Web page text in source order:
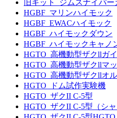
旧キット_ジムスナイパー
HGBF_マリンハイモック
HGBF_EWACハイモック
HGBF_ハイモックダウン
HGBF_ハイモックキャノ
HGTO_高機動型ザクllガ
HGTO_高機動型ザクllマ
HGTO_高機動型ザクllオ
HGTO_ドム試作実験機
HGTO_ザクII C-5型
HGTO_ザクII C-5型（シャ